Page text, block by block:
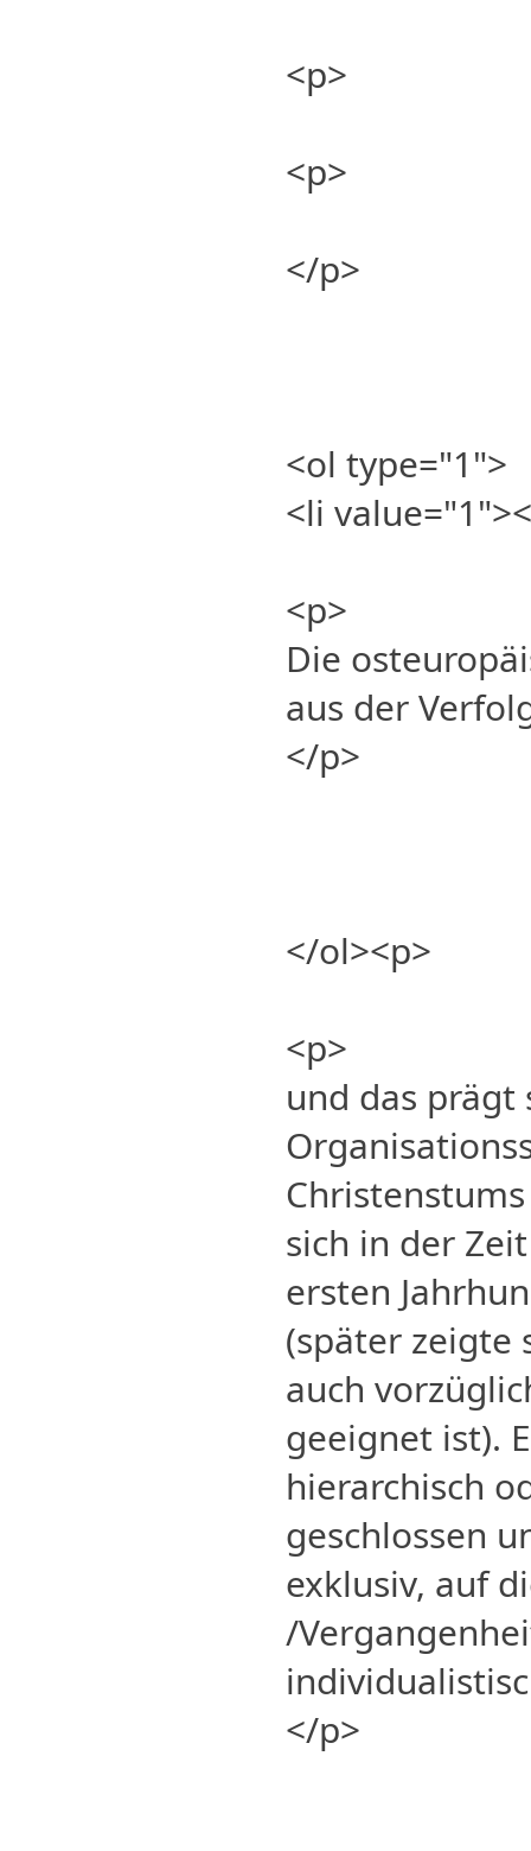
<p>
<p>
</p>
<ol type="1">
<li
<p>
Die
aus der
</p>
</ol><p>
<p>
und das prägt
sich in der
ersten
(später zeigte
auch
geeignet ist).
hierarchisch
geschlossen
exklusiv, auf
/
</p>